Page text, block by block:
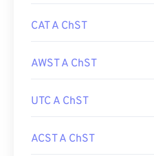
CAT A ChST
AWST A ChST
UTC A ChST
ACST A ChST